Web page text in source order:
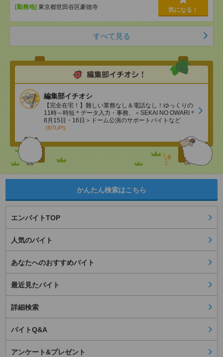
[勤務地] 東京都世田谷区豪徳寺 気になる！
すべて見る
編集部イチオシ
【完全在宅！】難しい業務なし＆電話なし！ゆっくりの
11時～時短＊データ入力・事務、＜SEKAI NO OWARI＊
8月15日・16日＞ドーム公演のサポートバイトなど
(8/7UP!)
かんたん検索はこちら
エンバイトTOP
人気のバイト
あなたへのおすすめバイト
最近見たバイト
詳細検索
バイトQ&A
アンケート&プレゼント